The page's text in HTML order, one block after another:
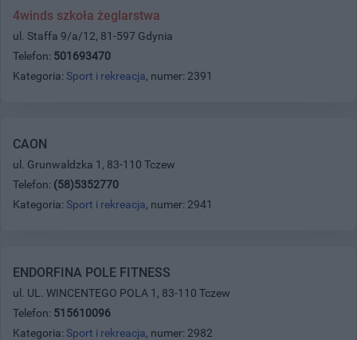
4winds szkoła żeglarstwa
ul. Staffa 9/a/12, 81-597 Gdynia
Telefon: 501693470
Kategoria: Sport i rekreacja, numer: 2391
CAON
ul. Grunwaldzka 1, 83-110 Tczew
Telefon: (58)5352770
Kategoria: Sport i rekreacja, numer: 2941
ENDORFINA POLE FITNESS
ul. UL. WINCENTEGO POLA 1, 83-110 Tczew
Telefon: 515610096
Kategoria: Sport i rekreacja, numer: 2982